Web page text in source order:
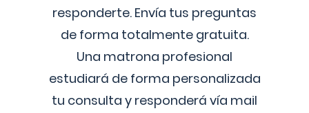
responderte. Envía tus preguntas
de forma totalmente gratuita.
Una matrona profesional
estudiará de forma personalizada
tu consulta y responderá vía mail